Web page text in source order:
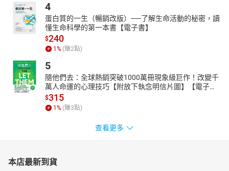
4
蛋白質的一生（暢銷改版）──了解生命活動的秘密，讀
懂生命科學的第一本書【電子書】
$240
1 % (賺2點)
5
隨他們去：全球熱銷突破1000萬冊現象級巨作！改變千
萬人命運的心理技巧【附放下執念明信片圖】【電子
書】
$315
1 % (賺3點)
查看更多
本店最新到貨